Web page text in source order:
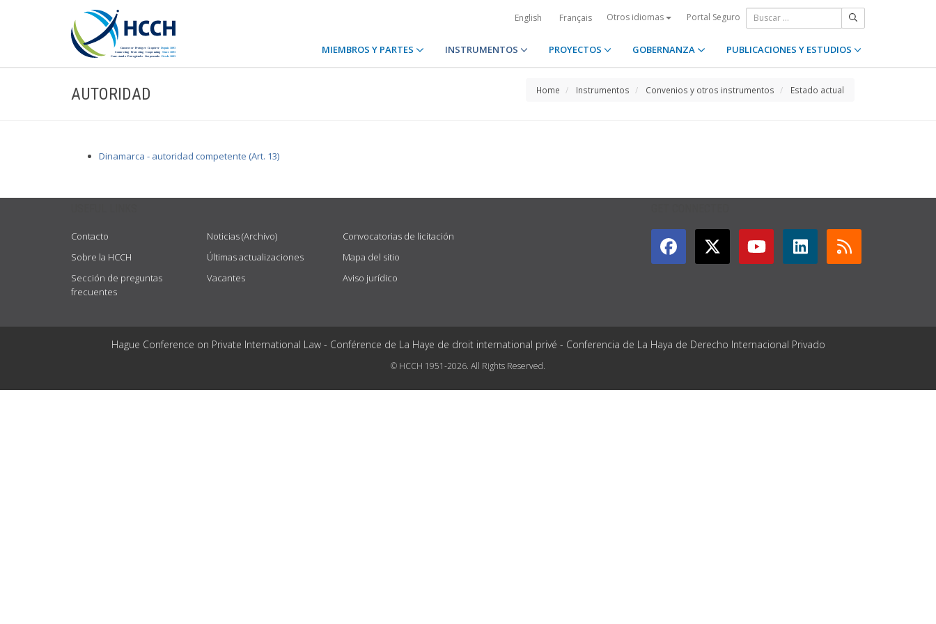
English Français Otros idiomas Portal Seguro
MIEMBROS Y PARTES INSTRUMENTOS PROYECTOS GOBERNANZA PUBLICACIONES Y ESTUDIOS
AUTORIDAD Home Instrumentos Convenios y otros instrumentos Estado actual
Dinamarca - autoridad competente (Art. 13)
Contacto
Sobre la HCCH
Sección de preguntas
frecuentes
Noticias (Archivo)
Últimas actualizaciones
Vacantes
Convocatorias de licitación
Mapa del sitio
Aviso jurídico
Hague Conference on Private International Law - Conférence de La Haye de droit international privé - Conferencia de La Haya de Derecho Internacional Privado
© HCCH 1951-2026. All Rights Reserved.